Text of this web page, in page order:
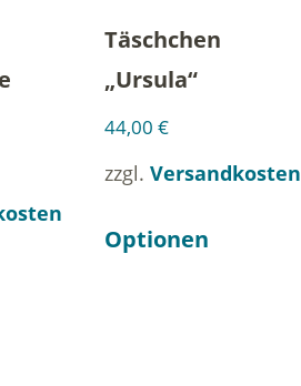
Täschchen
„Ursula“
44,00 €
zzgl. Versandkosten
Optionen